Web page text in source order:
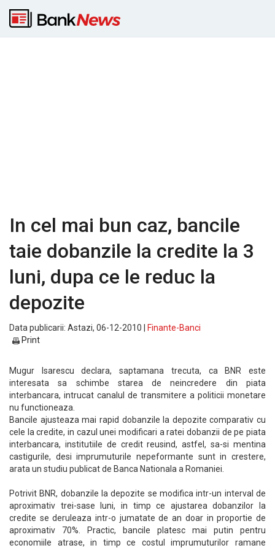
In cel mai bun caz, bancile
taie dobanzile la credite la 3
luni, dupa ce le reduc la
depozite
Data publicarii: Astazi, 06-12-2010 |
Finante-Banci
Print
Mugur Isarescu declara, saptamana trecuta, ca BNR este
interesata sa schimbe starea de neincredere din piata
interbancara, intrucat canalul de transmitere a politicii monetare
nu functioneaza.
Bancile ajusteaza mai rapid dobanzile la depozite comparativ cu
cele la credite, in cazul unei modificari a ratei dobanzii de pe piata
interbancara, institutiile de credit reusind, astfel, sa-si mentina
castigurile, desi imprumuturile nepeformante sunt in crestere,
arata un studiu publicat de Banca Nationala a Romaniei.
Potrivit BNR, dobanzile la depozite se modifica intr-un interval de
aproximativ trei-sase luni, in timp ce ajustarea dobanzilor la
credite se deruleaza intr-o jumatate de an doar in proportie de
aproximativ 70%. Practic, bancile platesc mai putin pentru
economiile atrase, in timp ce costul imprumuturilor ramane